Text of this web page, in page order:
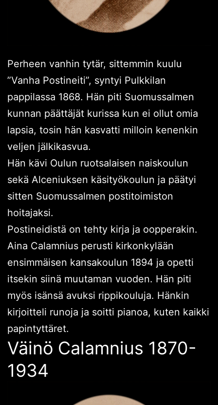
Perheen vanhin tytär, sittemmin kuulu
”Vanha Postineiti”, syntyi Pulkkilan
pappilassa 1868. Hän piti Suomussalmen
kunnan päättäjät kurissa kun ei ollut omia
lapsia, tosin hän kasvatti milloin kenenkin
veljen jälkikasvua.
Hän kävi Oulun ruotsalaisen naiskoulun
sekä Alceniuksen käsityökoulun ja päätyi
sitten Suomussalmen postitoimiston
hoitajaksi.
Postineidistä on tehty kirja ja oopperakin.
Aina Calamnius perusti kirkonkylään
ensimmäisen kansakoulun 1894 ja opetti
itsekin siinä muutaman vuoden. Hän piti
myös isänsä avuksi rippikouluja. Hänkin
kirjoitteli runoja ja soitti pianoa, kuten kaikki
papintyttäret.
Väinö Calamnius 1870-
1934